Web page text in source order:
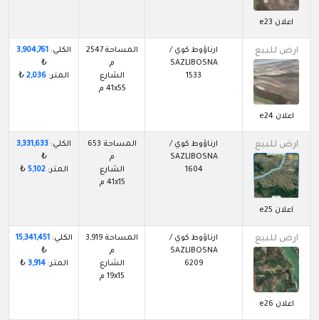
اعلان e23
ارض للبيع
اعلان e24
ارناؤوط كوي /
SAZLIBOSNA
1533
المساحة 2547
م
الشارع
41x55 م
الكلي: 3,904,761
₺
المتر: 2,036
₺
ارض للبيع
اعلان e25
ارناؤوط كوي /
SAZLIBOSNA
1604
المساحة 653
م
الشارع
41x15 م
الكلي: 3,331,633
₺
المتر:5,102
₺
ارض للبيع
اعلان e26
ارناؤوط كوي /
SAZLIBOSNA
6209
المساحة 3,919
م
الشارع
19x15 م
الكلي:15,341,451
₺
المتر:3,914
₺